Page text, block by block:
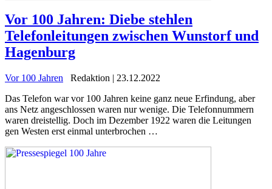
Vor 100 Jahren: Diebe stehlen
Telefonleitungen zwischen Wunstorf und
Hagenburg
Vor 100 Jahren
Redaktion | 23.12.2022
Das Telefon war vor 100 Jahren keine ganz neue Erfindung, aber
ans Netz angeschlossen waren nur wenige. Die Telefonnummern
waren dreistellig. Doch im Dezember 1922 waren die Leitungen
gen Westen erst einmal unterbrochen …